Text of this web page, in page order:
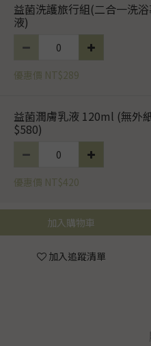
益菌洗護旅行組(二合一洗
液)
優惠價 NT$289
益菌潤膚乳液 120ml (無外
$580)
優惠價 NT$420
加入購物車
加入追蹤清單